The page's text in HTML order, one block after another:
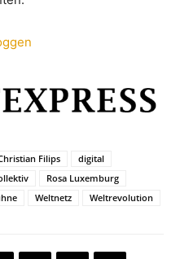
Filips
digital
Rosa Luxemburg
Weltnetz Weltrevolution